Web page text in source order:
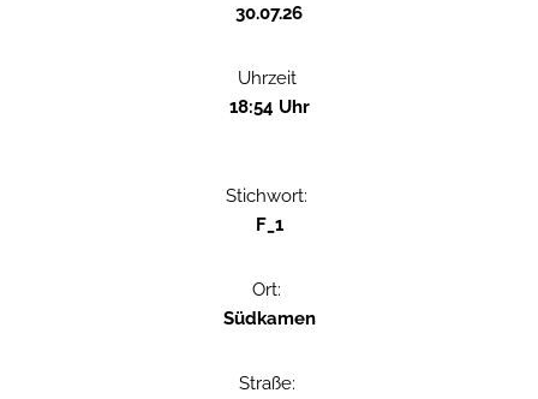
30.07.26
Uhrzeit
18:54 Uhr
Stichwort:
F_1
Ort:
Südkamen
Straße: